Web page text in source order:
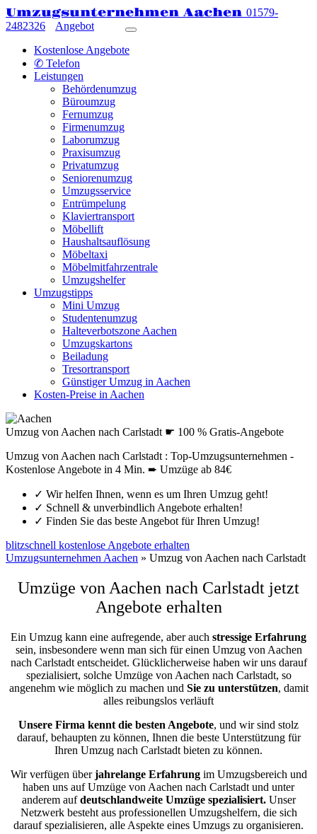
Umzugsunternehmen Aachen 01579-
2482326
Angebot
Kostenlose Angebote
✆ Telefon
Leistungen
Behördenumzug
Büroumzug
Fernumzug
Firmenumzug
Laborumzug
Praxisumzug
Privatumzug
Seniorenumzug
Umzugsservice
Entrümpelung
Klaviertransport
Möbellift
Haushaltsauflösung
Möbeltaxi
Möbelmitfahrzentrale
Umzugshelfer
Umzugstipps
Mini Umzug
Studentenumzug
Halteverbotszone Aachen
Umzugskartons
Beiladung
Tresortransport
Günstiger Umzug in Aachen
Kosten-Preise in Aachen
Umzug von Aachen nach Carlstadt ☛ 100 % Gratis-Angebote
Umzug von Aachen nach Carlstadt : Top-Umzugsunternehmen -
Kostenlose Angebote in 4 Min. ➨ Umzüge ab 84€
✓ Wir helfen Ihnen, wenn es um Ihren Umzug geht!
✓ Schnell & unverbindlich Angebote erhalten!
✓ Finden Sie das beste Angebot für Ihren Umzug!
blitzschnell kostenlose Angebote erhalten
Umzugsunternehmen Aachen » Umzug von Aachen nach Carlstadt
Umzüge von Aachen nach Carlstadt jetzt
Angebote erhalten
Ein Umzug kann eine aufregende, aber auch stressige Erfahrung
sein, insbesondere wenn man sich für einen Umzug von Aachen
nach Carlstadt entscheidet. Glücklicherweise haben wir uns darauf
spezialisiert, solche Umzüge von Aachen nach Carlstadt, so
angenehm wie möglich zu machen und Sie zu unterstützen, damit
alles reibungslos verläuft
Unsere Firma kennt die besten Angebote, und wir sind stolz
darauf, behaupten zu können, Ihnen die beste Unterstützung für
Ihren Umzug nach Carlstadt bieten zu können.
Wir verfügen überjahrelange Erfahrungim Umzugsbereich und
haben uns auf Umzüge von Aachen nach Carlstadt und unter
anderem aufdeutschlandweite Umzüge spezialisiert.Unser
Netzwerk besteht aus professionellen Umzugshelfern, die sich
darauf spezialisieren, alle Aspekte eines Umzugs zu organisieren.